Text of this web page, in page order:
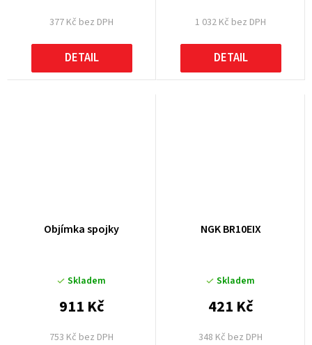
377 Kč bez DPH
DETAIL
1 032 Kč bez DPH
DETAIL
Objímka spojky
Skladem
753 Kč bez DPH
911 Kč
NGK BR10EIX
Skladem
348 Kč bez DPH
421 Kč